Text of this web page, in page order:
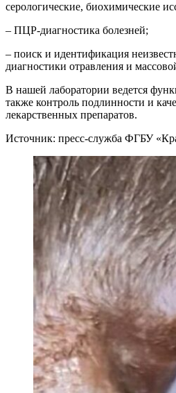
серологические, биохимические
– ПЦР-диагностика болезней;
– поиск и идентификация
диагностики отравления и
В нашей лаборатории ведется
также контроль подлинности и
лекарственных препаратов.
Источник: пресс-служба ФГБУ